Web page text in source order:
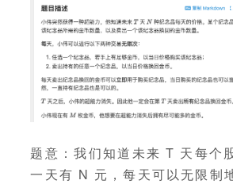
题意：我们知道未来 T 天每个
一天有 N 元，每天可以无限制